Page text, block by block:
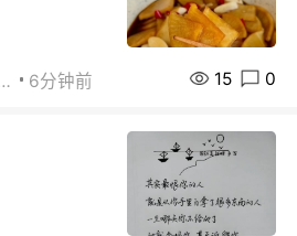
要联系 6分钟前 15 0